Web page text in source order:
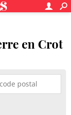
en Crot